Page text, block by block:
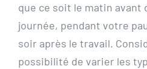
que ce soit le matin avant
journée, pendant votre
soir après le travail.
possibilité de varier les